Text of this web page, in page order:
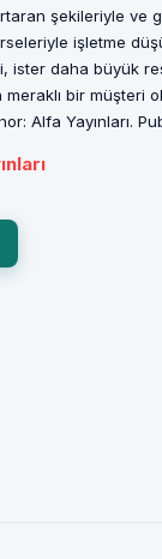
şekileriyle ve
işletme
ister daha büyük
meraklı bir
Alfa Yayınları.